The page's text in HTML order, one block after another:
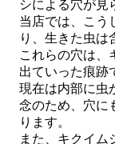
シによる穴が見
当店では、こう
り、生きた虫は
これらの穴は、
出ていった痕跡
現在は内部に虫
念のため、穴に
ります。
また、キクイム